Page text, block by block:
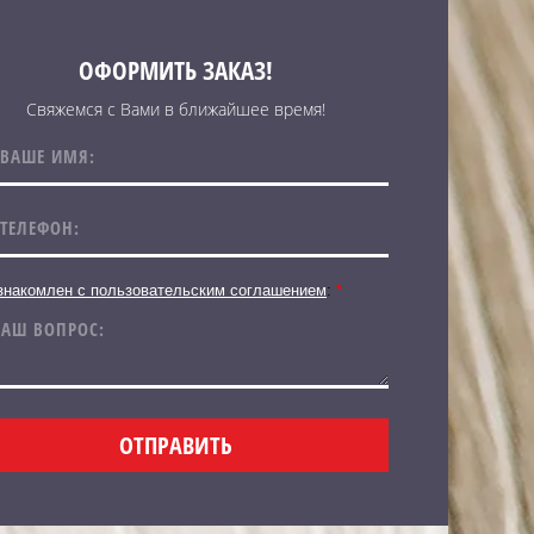
ОФОРМИТЬ ЗАКАЗ!
Свяжемся с Вами в ближайшее время!
с пользовательским соглашением: *
ОТПРАВИТЬ